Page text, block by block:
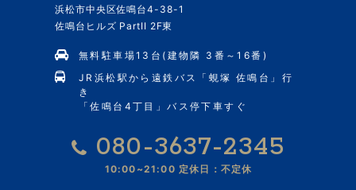
浜松市中央区佐鳴台4-38-1
佐鳴台ヒルズ PartII 2F東
無料駐車場13台(建物隣 3番～16番)
JR浜松駅から遠鉄バス「蜆塚 佐鳴台」行
き
「佐鳴台4丁目」バス停下車すぐ
080-3637-2345
10:00~21:00 定休日：不定休